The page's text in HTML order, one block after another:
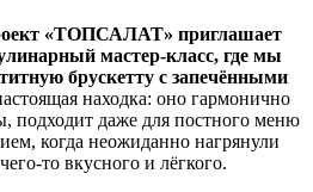
«ТОПСАЛАТ» приглашает
мастер‑класс, где мы
брускетту с запечёнными
находка: оно гармонично
подходит даже для постного меню
когда неожиданно нагрянули
вкусного и лёгкого.